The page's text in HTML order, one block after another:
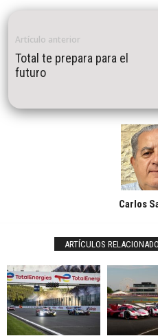
Artículo anterior
Total te prepara para el
futuro
Carlos
ARTÍCULOS